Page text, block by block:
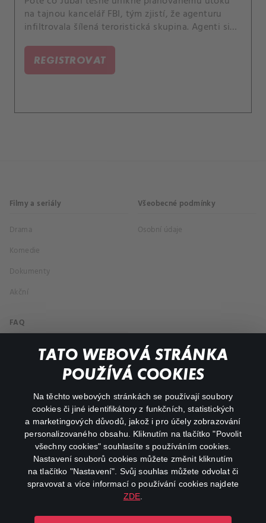
TATO WEBOVÁ STRÁNKA
POUŽÍVÁ COOKIES
Na těchto webových stránkách se používají soubory
cookies či jiné identifikátory z funkčních, statistických
a marketingových důvodů, jakož i pro účely zobrazování
personalizovaného obsahu. Kliknutím na tlačítko "Povolit
všechny cookies" souhlasíte s používáním cookies.
Nastavení souborů cookies můžete změnit kliknutím
na tlačítko "Nastavení". Svůj souhlas můžete odvolat či
spravovat a více informací o používání cookies najdete
ZDE
na tajnou kancelář FBI, tým zjistí, že agenturu
infiltrovala šílená teroristická skupina. Agenti si
stínech, aby odhalili viníky ohrožující
nedotknutelnost terénní newyorské pobočky.
REGISTROVAT
Filmy a seriály
Drama
Komedie
Dokumenty
Akční
Všeobecné podmínky
Osobní údaje
FAQ
Můj účet
Důležité odkazy
facebookinstagram
youtube